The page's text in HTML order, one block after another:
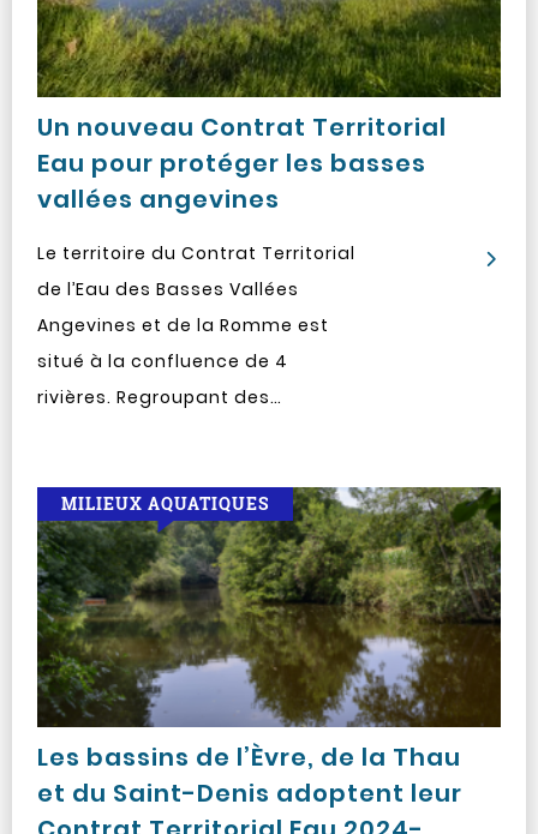
Un nouveau Contrat Territorial
Eau pour protéger les basses
vallées angevines
Le territoire du Contrat Territorial
de l’Eau des Basses Vallées
Angevines et de la Romme est
situé à la confluence de 4
rivières. Regroupant des…
Les bassins de l’Èvre, de la Thau
et du Saint-Denis adoptent leur
MILIEUX AQUATIQUES